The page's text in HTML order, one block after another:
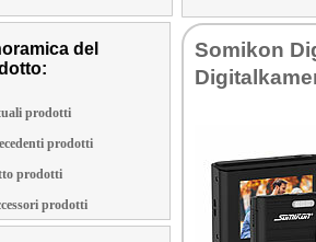
del
prodotti
prodotti
prodotti
prodotti
So­mi­kon